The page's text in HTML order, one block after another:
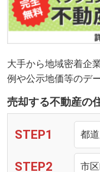
大手から地域密着企
例や公示地価等のデ
売却する不動産の
STEP1
STEP2